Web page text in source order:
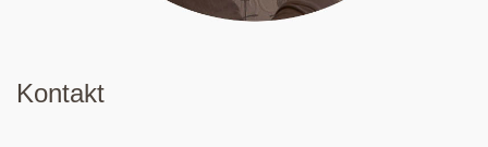
Kontakt